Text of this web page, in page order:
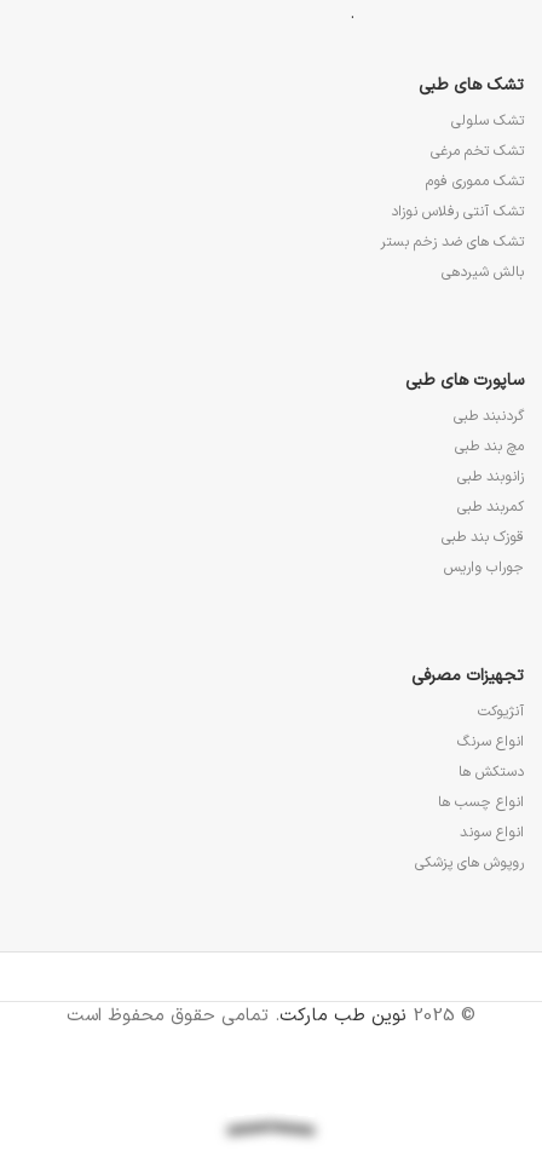
.
تشک های طبی
تشک سلولی
تشک تخم مرغی
تشک مموری فوم
تشک آنتی رفلاس نوزاد
تشک های ضد زخم بستر
بالش شیردهی
ساپورت های طبی
گردنبند طبی
مچ بند طبی
زانوبند طبی
کمربند طبی
قوزک بند طبی
جوراب واریس
تجهیزات مصرفی
آنژیوکت
انواع سرنگ
دستکش ها
انواع چسب ها
انواع سوند
روپوش های پزشکی
© 2025 نوین طب مارکت. تمامی حقوق محفوظ است